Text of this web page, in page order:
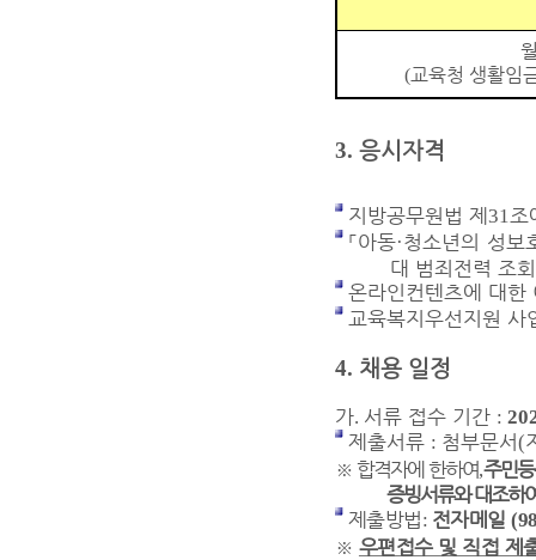
(교육청 생활임
3. 응시자격
지방공무원법 제31 조
「아동·청소년의 성보
대 범죄전력 조
온라인컨텐츠에 대한
교육복지우선지원 사
4. 채용 일정
가. 서류 접수 기간 :
제출서류 : 첨부문서(
※ 합격자에 한하여,주민
증빙서류와 대조하
제출방법: 전자메일(
※ 우편접수 및 직접 제